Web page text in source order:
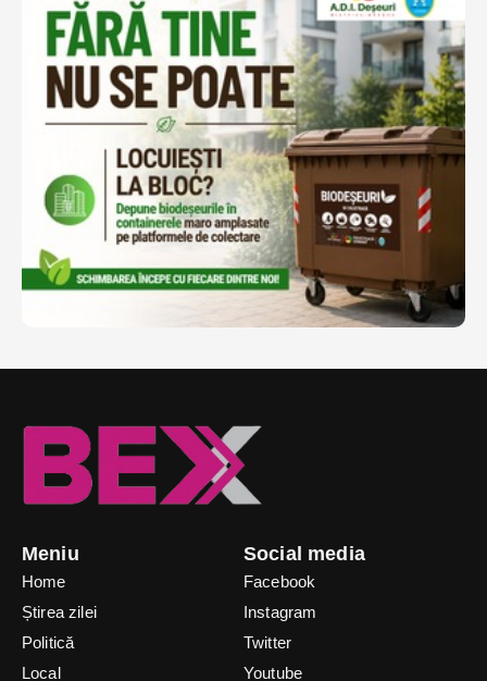
Meniu
Home
Știrea zilei
Politică
Local
Social media
Facebook
Instagram
Twitter
Youtube